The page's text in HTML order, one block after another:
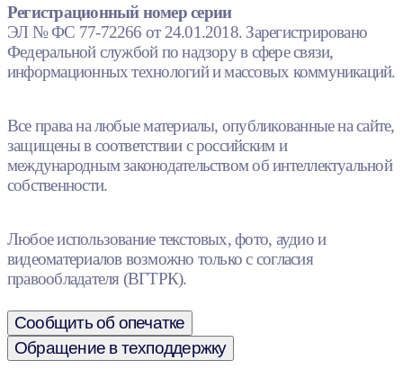
Регистрационный номер серии
ЭЛ № ФС 77-72266 от 24.01.2018. Зарегистрировано
Федеральной службой по надзору в сфере связи,
информационных технологий и массовых коммуникаций.
Все права на любые материалы, опубликованные на сайте,
защищены в соответствии с российским и
международным законодательством об интеллектуальной
собственности.
Любое использование текстовых, фото, аудио и
видеоматериалов возможно только с согласия
правообладателя (ВГТРК).
Сообщить об опечатке
Обращение в техподдержку